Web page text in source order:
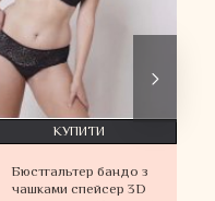
Бюстгальтер бандо з
чашками спейсер 3D
КУПИТИ